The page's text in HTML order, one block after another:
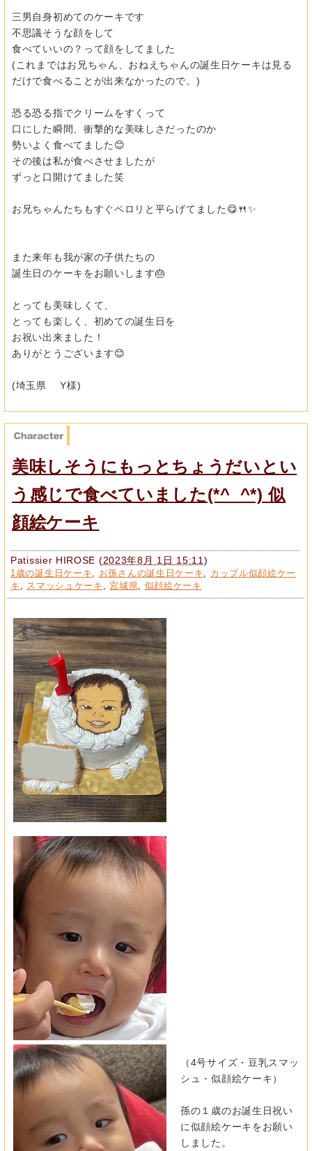
三男自身初めてのケーキです
不思議そうな顔をして
食べていいの？って顔をしてました
(これまではお兄ちゃん、おねえちゃんの誕生日ケーキは見る
だけで食べることが出来なかったので。)
恐る恐る指でクリームをすくって
口にした瞬間、衝撃的な美味しさだったのか
勢いよく食べてました😊
その後は私が食べさせましたが
ずっと口開けてました笑
お兄ちゃんたちもすぐペロリと平らげてました😋🍴✨
また来年も我が家の子供たちの
誕生日のケーキをお願いします🎂
とっても美味しくて、
とっても楽しく、初めての誕生日を
お祝い出来ました！
ありがとうございます😊
(埼玉県 Y様)
美味しそうにもっとちょうだいとい
う感じで食べていました(*^_^*) 似
顔絵ケーキ
Patissier HIROSE (2023年8月 1日 15:11 )
1歳の誕生日ケーキ お孫さんの誕生日ケーキ
カップル似顔絵ケー
キ
スマッシュケーキ ,宮城県 似顔絵ケーキ
（4号サイズ・豆乳スマッ
シュ・似顔絵ケーキ）
孫の１歳のお誕生日祝い
に似顔絵ケーキをお願い
しました。